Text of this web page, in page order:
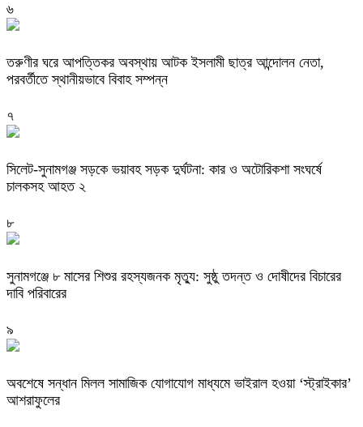
৬
তরুণীর ঘরে আপত্তিকর অবস্থায় আটক ইসলামী ছাত্র আন্দোলন নেতা,
পরবর্তীতে স্থানীয়ভাবে বিবাহ সম্পন্ন
৭
সিলেট-সুনামগঞ্জ সড়কে ভয়াবহ সড়ক দুর্ঘটনা: কার ও অটোরিকশা সংঘর্ষে
চালকসহ আহত ২
৮
সুনামগঞ্জে ৮ মাসের শিশুর রহস্যজনক মৃত্যু: সুষ্ঠু তদন্ত ও দোষীদের বিচারের
দাবি পরিবারের
৯
অবশেষে সন্ধান মিলল সামাজিক যোগাযোগ মাধ্যমে ভাইরাল হওয়া ‘স্ট্রাইকার’
আশরাফুলের